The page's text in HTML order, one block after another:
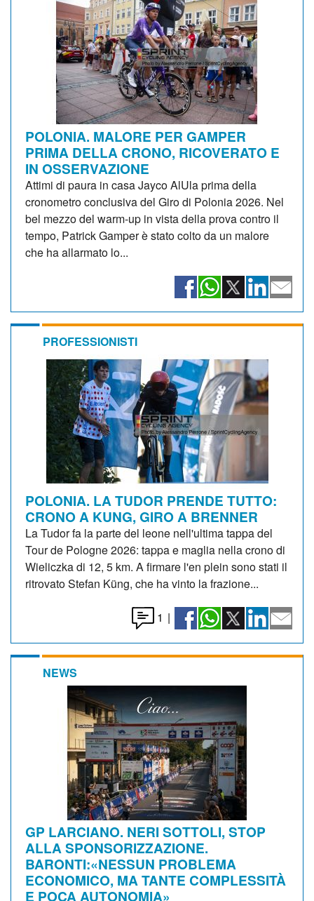
POLONIA. MALORE PER GAMPER
PRIMA DELLA CRONO, RICOVERATO E
IN OSSERVAZIONE
Attimi di paura in casa Jayco AlUla prima della
cronometro conclusiva del Giro di Polonia 2026. Nel
bel mezzo del warm-up in vista della prova contro il
tempo, Patrick Gamper è stato colto da un malore
che ha allarmato lo...
PROFESSIONISTI
POLONIA. LA TUDOR PRENDE TUTTO:
CRONO A KUNG, GIRO A BRENNER
La Tudor fa la parte del leone nell'ultima tappa del
Tour de Pologne 2026: tappa e maglia nella crono di
Wieliczka di 12, 5 km. A firmare l'en plein sono stati il
ritrovato Stefan Küng, che ha vinto la frazione...
1 |
NEWS
GP LARCIANO. NERI SOTTOLI, STOP
ALLA SPONSORIZZAZIONE.
BARONTI:«NESSUN PROBLEMA
ECONOMICO, MA TANTE COMPLESSITÀ
E POCA AUTONOMIA»